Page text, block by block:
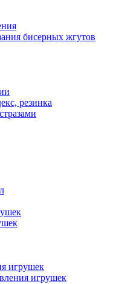
бисерных жгутов
резинка
игрушек
игрушек